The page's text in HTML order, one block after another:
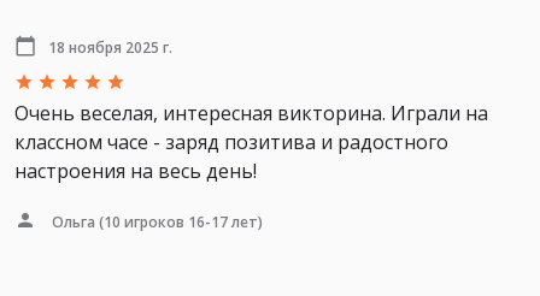
18 ноября 2025 г.
Очень веселая, интересная викторина. Играли на
классном часе - заряд позитива и радостного
настроения на весь день!
Ольга (10 игроков 16-17 лет)